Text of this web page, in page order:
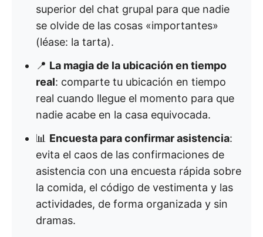
superior del chat grupal para que nadie
se olvide de las cosas «importantes»
(léase: la tarta).
📍 La magia de la ubicación en tiempo
real: comparte tu ubicación en tiempo
real cuando llegue el momento para que
nadie acabe en la casa equivocada.
📊 Encuesta para confirmar asistencia:
evita el caos de las confirmaciones de
asistencia con una encuesta rápida sobre
la comida, el código de vestimenta y las
actividades, de forma organizada y sin
dramas.